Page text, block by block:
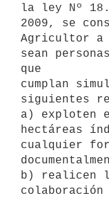
la ley Nº
2009, se
Agricultor a
sean
que
cumplan
siguientes
a) exploten
hectáreas
cualquier
b) realicen
colaboración